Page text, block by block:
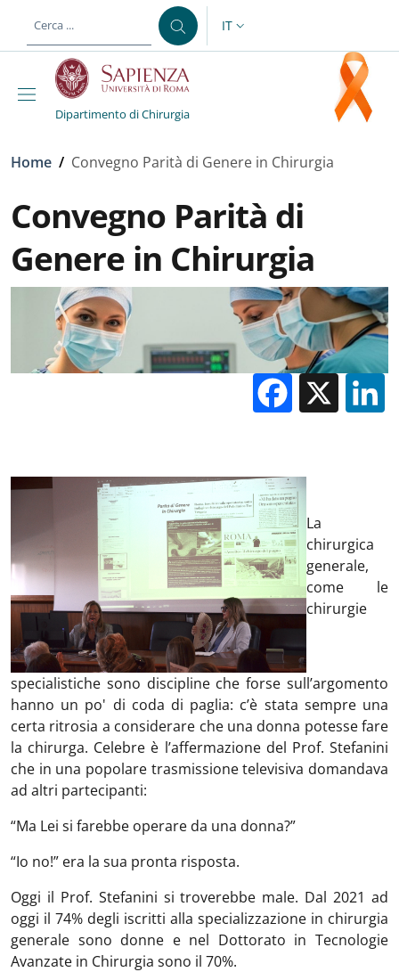
al contenuto principale
SELETTORE LINGUA:
IT
Dipartimento di Chirurgia
Briciole di pane
Home / Convegno Parità di Genere in Chirurgia
Convegno Parità di
Genere in Chirurgia
X
La
chirurgica
generale,
come le
chirurgie
specialistiche sono discipline che forse sull’argomento
hanno un po' di coda di paglia: c’è stata sempre una
certa ritrosia a considerare che una donna potesse fare
la chirurga. Celebre è l’affermazione del Prof. Stefanini
che in una popolare trasmissione televisiva domandava
ad altri partecipanti:
“Ma Lei si farebbe operare da una donna?”
“Io no!” era la sua pronta risposta.
Oggi il Prof. Stefanini si troverebbe male. Dal 2021 ad
oggi il 74% degli iscritti alla specializzazione in chirurgia
generale sono donne e nel Dottorato in Tecnologie
Avanzate in Chirurgia sono il 70%.